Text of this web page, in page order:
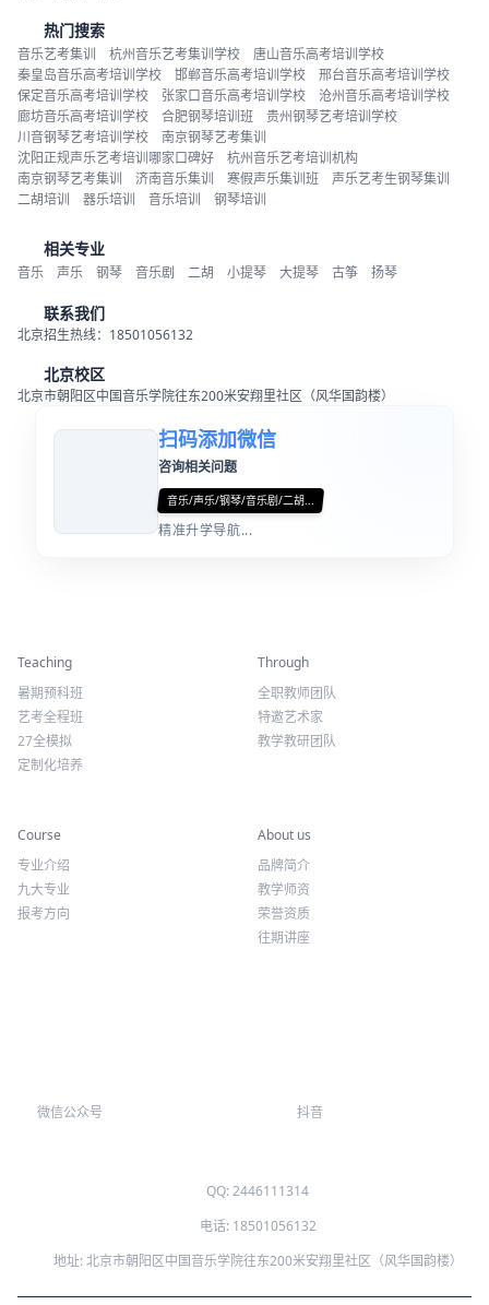
热门搜索
音乐艺考集训 杭州音乐艺考集训学校
唐山音乐高考培训学校
秦皇岛音乐高考培训学校
邯郸音乐高考培训学校
邢台音乐高考培训学校
保定音乐高考培训学校
张家口音乐高考培训学校
沧州音乐高考培训学校
廊坊音乐高考培训学校
合肥钢琴培训班
贵州钢琴艺考培训学校
川音钢琴艺考培训学校
南京钢琴艺考集训
沈阳正规声乐艺考培训哪家口碑好
杭州音乐艺考培训机构
南京钢琴艺考集训
济南音乐集训 寒假声乐集训班
声乐艺考生钢琴集训
二胡培训
器乐培训 音乐培训 钢琴培训
相关专业
音乐 声乐 钢琴 音乐剧 二胡 小提琴 大提琴 古筝 扬琴
联系我们
北京招生热线：18501056132
北京校区
北京市朝阳区中国音乐学院往东200米安翔里社区（风华国韵楼）
扫码添加微信
咨询相关问题
音乐/声乐/钢琴/音乐剧/二胡...
精准升学导航...
Teaching
暑期预科班
艺考全程班
27全模拟
定制化培养
Through
全职教师团队
特邀艺术家
教学教研团队
Course
专业介绍
九大专业
报考方向
About us
品牌简介
教学师资
荣誉资质
往期讲座
微信公众号 抖音
QQ: 2446111314
电话: 18501056132
地址: 北京市朝阳区中国音乐学院往东200米安翔里社区（风华国韵楼）